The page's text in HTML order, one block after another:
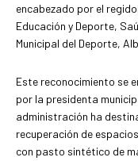
encabezado por el
Educación y Deporte,
Municipal del Deporte,
Este reconocimiento se
por la presidenta
administración ha
recuperación de
con pasto sintético de